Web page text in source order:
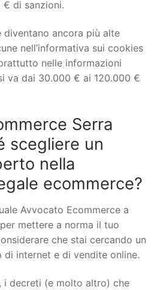
di sanzioni.
diventano ancora più alte
nell’informativa sui cookies
nelle informazioni
va dai 30.000 € ai 120.000 €
Serra
scegliere un
nella
ecommerce?
Avvocato Ecommerce a
mettere a norma il tuo
che stai cercando un
internet e di vendite online.
i decreti (e molto altro) che